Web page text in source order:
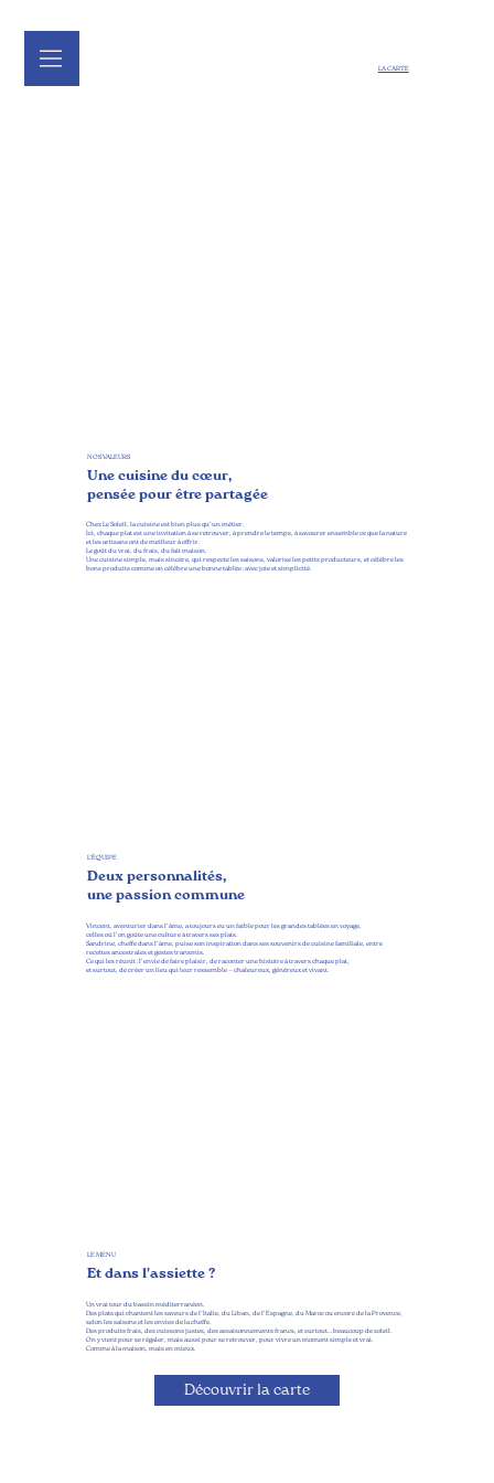
LA CARTE
NOS VALEURS
Une cuisine du cœur,
pensée pour être partagée
Chez Le Soleil, la cuisine est bien plus qu’un métier.
Ici, chaque plat est une invitation à se retrouver, à prendre le temps, à savourer ensemble ce que la nature
et les artisans ont de meilleur à offrir.
Le goût du vrai, du frais, du fait maison.
Une cuisine simple, mais sincère, qui respecte les saisons, valorise les petits producteurs, et célèbre les
bons produits comme on célèbre une bonne tablée : avec joie et simplicité.
L'ÉQUIPE
Deux personnalités,
une passion commune
Vincent, aventurier dans l’âme, a toujours eu un faible pour les grandes tablées en voyage,
celles où l’on goûte une culture à travers ses plats.
Sandrine, cheffe dans l’âme, puise son inspiration dans ses souvenirs de cuisine familiale, entre
recettes ancestrales et gestes transmis.
Ce qui les réunit : l’envie de faire plaisir, de raconter une histoire à travers chaque plat,
et surtout, de créer un lieu qui leur ressemble — chaleureux, généreux et vivant.
LE MENU
Et dans l'assiette ?
Un vrai tour du bassin méditerranéen.
Des plats qui chantent les saveurs de l’Italie, du Liban, de l’Espagne, du Maroc ou encore de la Provence,
selon les saisons et les envies de la cheffe.
Des produits frais, des cuissons justes, des assaisonnements francs, et surtout… beaucoup de soleil.
On y vient pour se régaler, mais aussi pour se retrouver, pour vivre un moment simple et vrai.
Comme à la maison, mais en mieux.
Découvrir la carte